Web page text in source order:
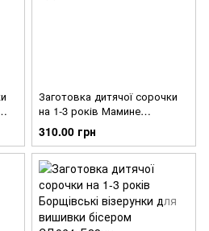
Заготовка дитячої сорочки
на 1-3 років Мамине
благословення для вишивки
бісером СД066кБ28нн
310.00 грн